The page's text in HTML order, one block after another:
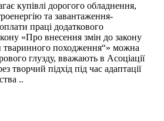
купівлі дорогого обладнення,
та завантаження-
праці додаткового
«Про внесення змін до закону
тваринного походження“» можна
глузду, вважають в Асоціації
творчий підхід під час адаптації
..